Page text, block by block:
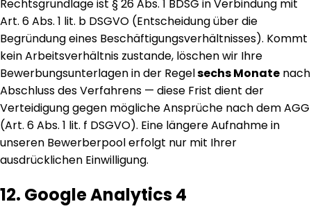
Rechtsgrundlage ist § 26 Abs. 1 BDSG in Verbindung mit
Art. 6 Abs. 1 lit. b DSGVO (Entscheidung über die
Begründung eines Beschäftigungsverhältnisses). Kommt
kein Arbeitsverhältnis zustande, löschen wir Ihre
Bewerbungsunterlagen in der Regelsechs Monate nach
Abschluss des Verfahrens — diese Frist dient der
Verteidigung gegen mögliche Ansprüche nach dem AGG
(Art. 6 Abs. 1 lit. f DSGVO). Eine längere Aufnahme in
unseren Bewerberpool erfolgt nur mit Ihrer
ausdrücklichen Einwilligung.
12. Google Analytics 4